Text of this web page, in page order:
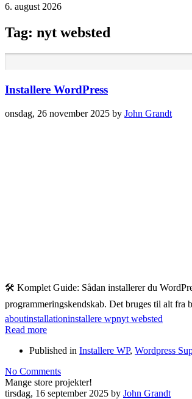
6. august 2026
Tag: nyt websted
Installere WordPress
onsdag, 26 november 2025 by John Grandt
🛠️ Komplet Guide: Sådan installerer du
programmeringskendskab. Det bruges til alt
aboutinstallationinstallere wpnyt websted
Read more
Published in Installere WP, Wordpress
No Comments
Mange store projekter!
tirsdag, 16 september 2025 by John Grandt